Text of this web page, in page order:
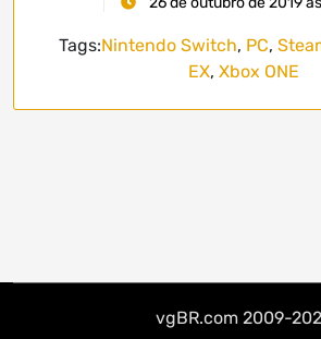
Tags:Nintendo Switch, PC,
EX, Xbox ONE
vgBR.com 2009-